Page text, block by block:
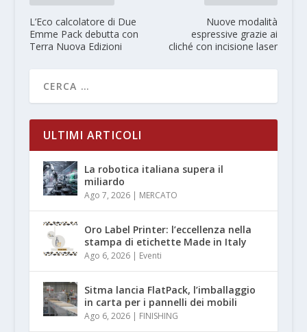
L’Eco calcolatore di Due
Emme Pack debutta con
Terra Nuova Edizioni
Nuove modalità
espressive grazie ai
cliché con incisione laser
ULTIMI ARTICOLI
La robotica italiana supera il
miliardo
Ago 7, 2026| MERCATO
Oro Label Printer: l’eccellenza nella
stampa di etichette Made in Italy
Ago 6, 2026| Eventi
Sitma lancia FlatPack, l’imballaggio
in carta per i pannelli dei mobili
Ago 6, 2026| FINISHING